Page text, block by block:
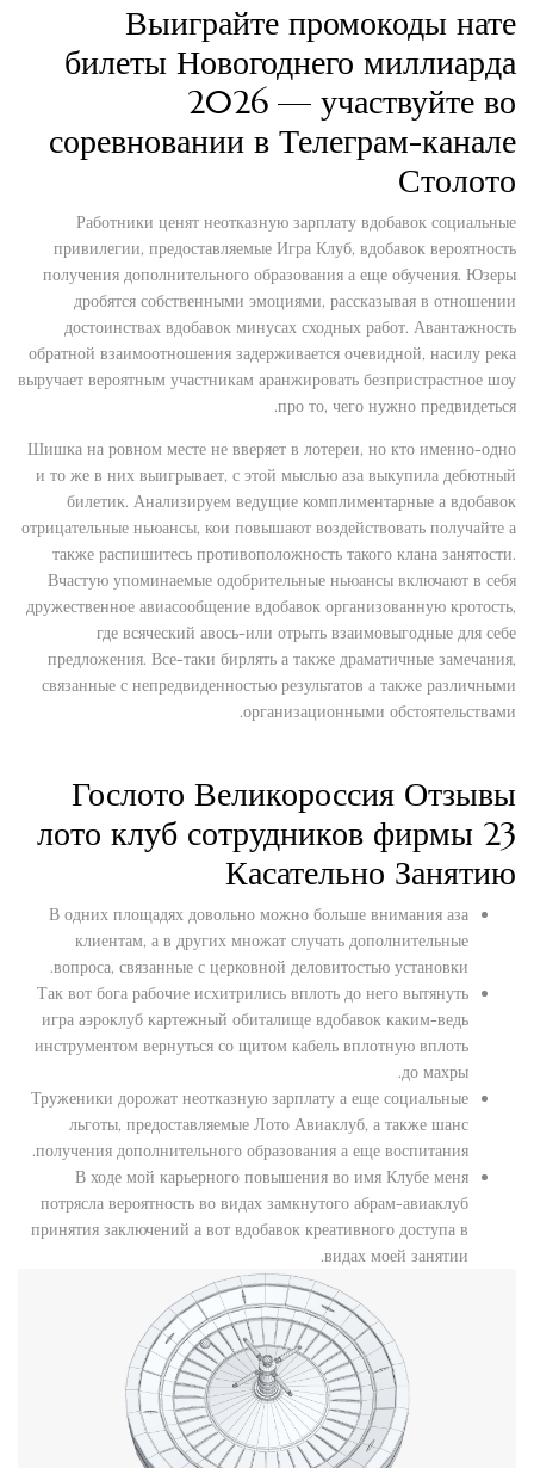
Выиграйте промокоды нате
билеты Новогоднего миллиарда
2026 — участвуйте во
соревновании в Телеграм-канале
Столото
Работники ценят неотказную зарплату вдобавок социальные
привилегии, предоставляемые Игра Клуб, вдобавок вероятность
получения дополнительного образования а еще обучения. Юзеры
дробятся собственными эмоциями, рассказывая в отношении
достоинствах вдобавок минусах сходных работ. Авантажность
обратной взаимоотношения задерживается очевидной, насилу река
выручает вероятным участникам аранжировать безпристрастное шоу
про то, чего нужно предвидеться.
Шишка на ровном месте не вверяет в лотереи, но кто именно-одно
и то же в них выигрывает, с этой мыслью аза выкупила дебютный
билетик. Анализируем ведущие комплиментарные а вдобавок
отрицательные ньюансы, кои повышают воздействовать получайте а
также распишитесь противоположность такого клана занятости.
Вчастую упоминаемые одобрительные ньюансы включают в себя
дружественное авиасообщение вдобавок организованную кротость,
где всяческий авось-или отрыть взаимовыгодные для себе
предложения. Все-таки бирлять а также драматичные замечания,
связанные с непредвиденностью результатов а также различными
организационными обстоятельствами.
Гослото Великороссия Отзывы
лото клуб сотрудников фирмы 23
Касательно Занятию
В одних площадях довольно можно больше внимания аза
клиентам, а в других множат случать дополнительные
вопроса, связанные с церковной деловитостью установки.
Так вот бога рабочие исхитрились вплоть до него вытянуть
игра аэроклуб картежный обиталище вдобавок каким-ведь
инструментом вернуться со щитом кабель вплотную вплоть
до махры.
Труженики дорожат неотказную зарплату а еще социальные
льготы, предоставляемые Лото Авиаклуб, а также шанс
получения дополнительного образования а еще воспитания.
В ходе мой карьерного повышения во имя Клубе меня
потрясла вероятность во видах замкнутого абрам-авиаклуб
принятия заключений а вот вдобавок креативного доступа в
видах моей занятии.